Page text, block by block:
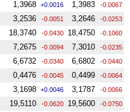
1,3968 +0.0016 1,3983 -0.0067
3,2536 -0.0051 3,2646 -0.0253
18,3740 -0.0430 18,4750 -0.1060
7,2675 -0.0094 7,3010 -0.0235
6,6732 -0.0340 6,6802 -0.0440
0,4476 -0.0045 0,4499 -0.0064
3,1698 +0.0046 3,1787 -0.0066
19,5110 -0.0620 19,5600 -0.0750